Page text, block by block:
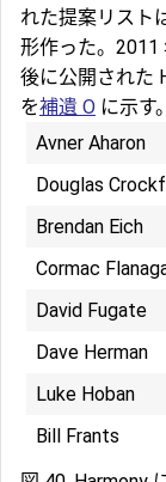
れた提案リスト
形作った。2011
後に公開された
を補遺 O に示す。
Avner Aharon
Douglas
Brendan Eich
Cormac
David Fugate
Dave Herman
Luke Hoban
Bill Frants